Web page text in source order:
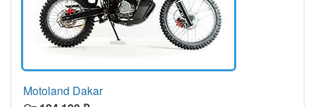
Motoland Dakar